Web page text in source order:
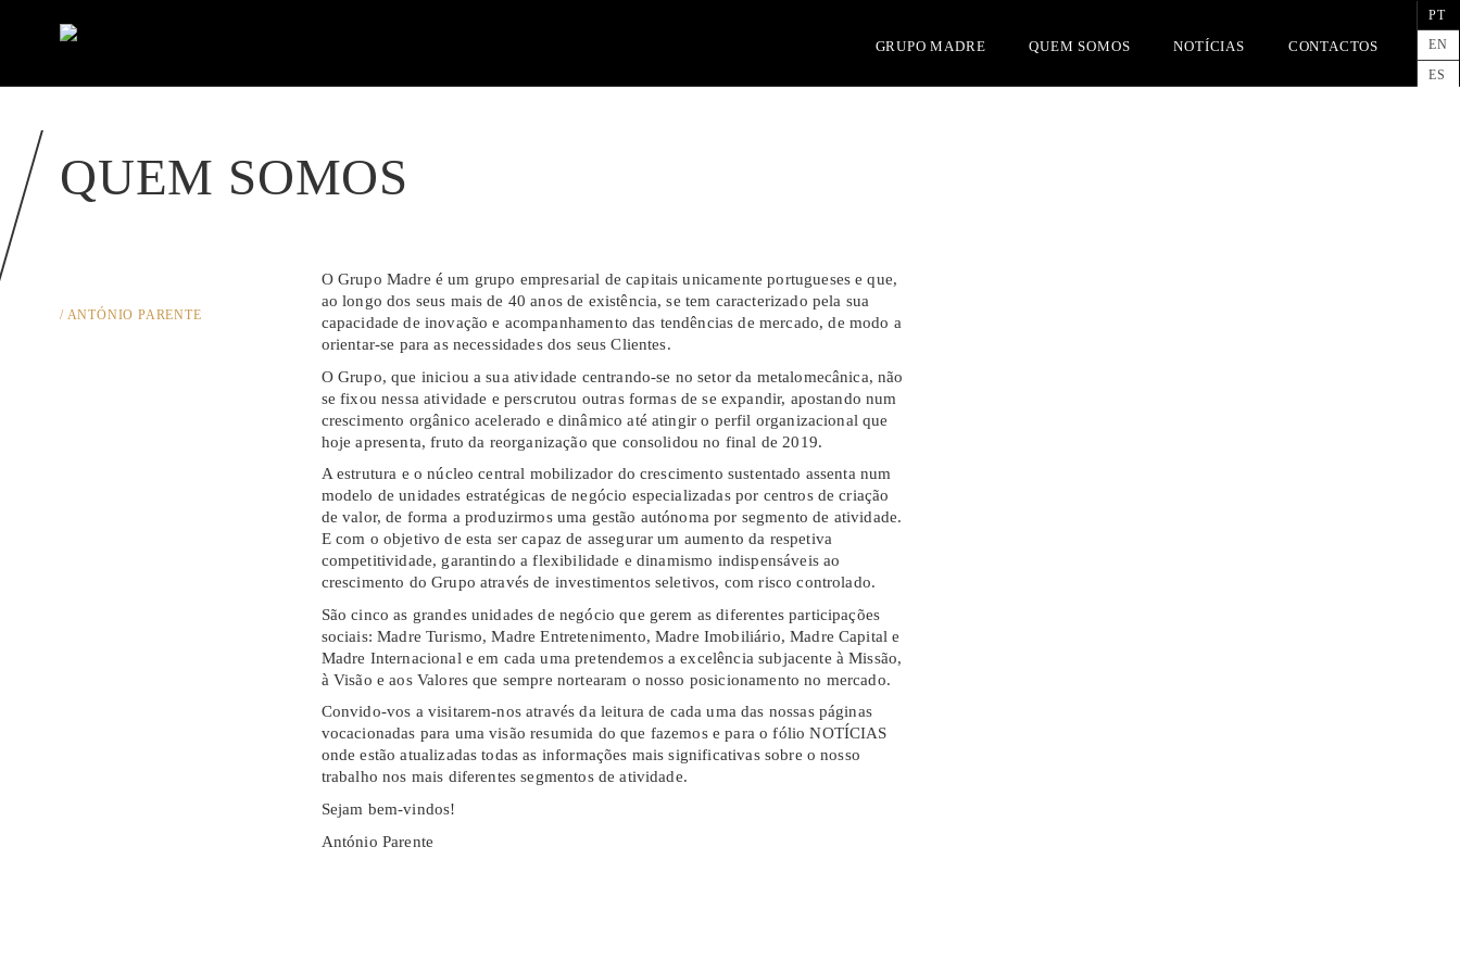
GRUPO MADRE QUEM SOMOS NOTÍCIAS CONTACTOS
QUEM SOMOS
/ ANTÓNIO PARENTE
O Grupo Madre é um grupo empresarial de capitais unicamente portugueses e que,
ao longo dos seus mais de 40 anos de existência, se tem caracterizado pela sua
capacidade de inovação e acompanhamento das tendências de mercado, de modo a
orientar-se para as necessidades dos seus Clientes.
O Grupo, que iniciou a sua atividade centrando-se no setor da metalomecânica, não
se fixou nessa atividade e perscrutou outras formas de se expandir, apostando num
crescimento orgânico acelerado e dinâmico até atingir o perfil organizacional que
hoje apresenta, fruto da reorganização que consolidou no final de 2019.
A estrutura e o núcleo central mobilizador do crescimento sustentado assenta num
modelo de unidades estratégicas de negócio especializadas por centros de criação
de valor, de forma a produzirmos uma gestão autónoma por segmento de atividade.
E com o objetivo de esta ser capaz de assegurar um aumento da respetiva
competitividade, garantindo a flexibilidade e dinamismo indispensáveis ao
crescimento do Grupo através de investimentos seletivos, com risco controlado.
São cinco as grandes unidades de negócio que gerem as diferentes participações
sociais: Madre Turismo, Madre Entretenimento, Madre Imobiliário, Madre Capital e
Madre Internacional e em cada uma pretendemos a excelência subjacente à Missão,
à Visão e aos Valores que sempre nortearam o nosso posicionamento no mercado.
Convido-vos a visitarem-nos através da leitura de cada uma das nossas páginas
vocacionadas para uma visão resumida do que fazemos e para o fólio NOTÍCIAS
onde estão atualizadas todas as informações mais significativas sobre o nosso
trabalho nos mais diferentes segmentos de atividade.
Sejam bem-vindos!
António Parente
PT
EN
ES